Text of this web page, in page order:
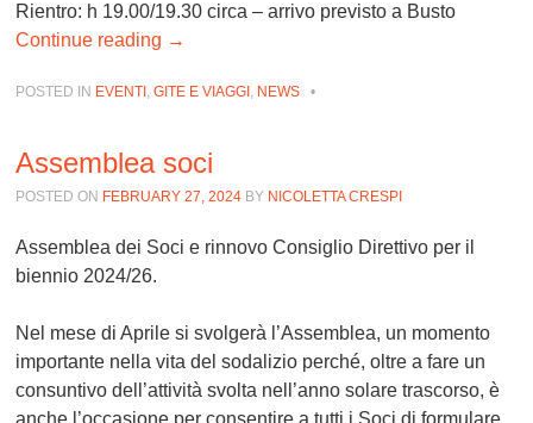
Rientro: h 19.00/19.30 circa – arrivo previsto a Busto
Continue reading →
POSTED IN EVENTI ,GITE E VIAGGI , NEWS •
Assemblea soci
POSTED ON FEBRUARY 27, 2024 BY NICOLETTA CRESPI
Assemblea dei Soci e rinnovo Consiglio Direttivo per il
biennio 2024/26.
Nel mese di Aprile si svolgerà l’Assemblea, un momento
importante nella vita del sodalizio perché, oltre a fare un
consuntivo dell’attività svolta nell’anno solare trascorso, è
anche l’occasione per consentire a tutti i Soci di formulare